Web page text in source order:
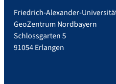
Friedrich-Alexander-
GeoZentrum Nordbayern
Schlossgarten 5
91054 Erlangen